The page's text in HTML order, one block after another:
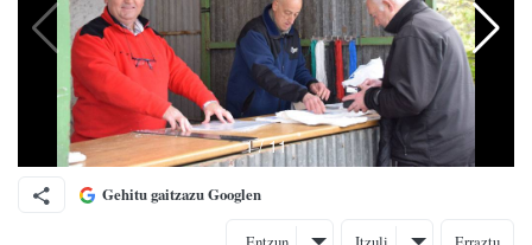
Gehitu gaitzazu Googlen